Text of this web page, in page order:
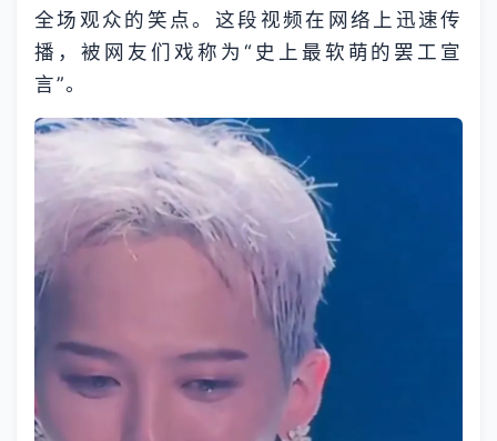
全场观众的笑点。这段视频在网络上迅速传
播，被网友们戏称为“史上最软萌的罢工宣
言”。